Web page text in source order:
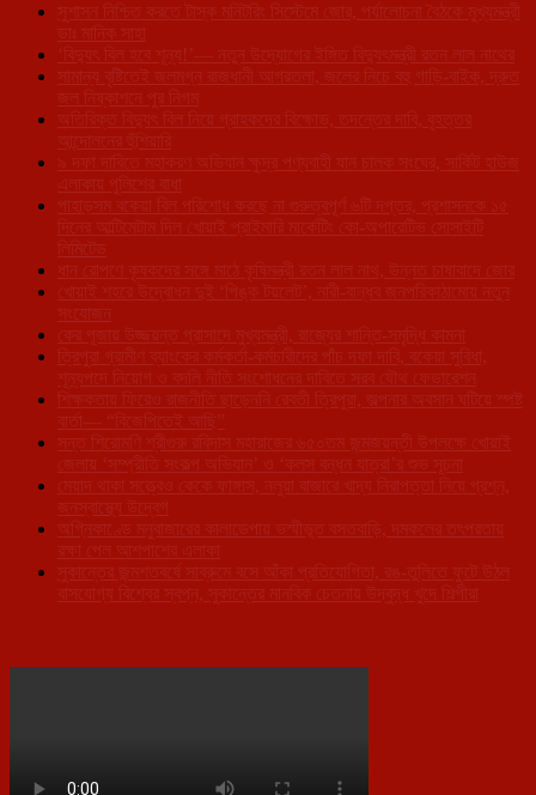
সুশাসন নিশ্চিত করতে টাস্ক মনিটরিং সিস্টেমে জোর, পর্যালোচনা বৈঠকে মুখ্যমন্ত্রী
ডাঃ মানিক সাহা
‘বিদ্যুৎ বিল হবে শূন্য!’— নতুন উদ্যোগের ইঙ্গিত বিদ্যুৎমন্ত্রী রতন লাল নাথের
সামান্য বৃষ্টিতেই জলমগ্ন রাজধানী আগরতলা, জলের নিচে বহু গাড়ি-বাইক, দ্রুত
জল নিষ্কাশনে পুর নিগম
অতিরিক্ত বিদ্যুৎ বিল নিয়ে গ্রাহকদের বিক্ষোভ, তদন্তের দাবি, বৃহত্তর
আন্দোলনের হুঁশিয়ারি
৯ দফা দাবিতে মহাকরণ অভিযান ক্ষুদ্র পণ্যবাহী যান চালক সংঘের, সার্কিট হাউজ
এলাকায় পুলিশের বাধা
পাহাড়সম বকেয়া বিল পরিশোধ করছে না গুরুত্বপূর্ণ ৬টি দপ্তর, প্রশাসনকে ১৫
দিনের আল্টিমেটাম দিল খোয়াই প্রাইমারি মার্কেটিং কো-অপারেটিভ সোসাইটি
লিমিটেড
ধান রোপণে কৃষকদের সঙ্গে মাঠে কৃষিমন্ত্রী রতন লাল নাথ, উন্নত চাষাবাদে জোর
খোয়াই শহরে উদ্বোধন দুই ‘পিঙ্ক টয়লেট’, নারী-বান্ধব জনপরিকাঠামোয় নতুন
সংযোজন
কের পূজায় উজ্জয়ন্ত প্রাসাদে মুখ্যমন্ত্রী, রাজ্যের শান্তি-সমৃদ্ধি কামনা
ত্রিপুরা গ্রামীণ ব্যাংকের কর্মকর্তা-কর্মচারীদের পাঁচ দফা দাবি, বকেয়া সুবিধা,
শূন্যপদে নিয়োগ ও বদলি নীতি সংশোধনের দাবিতে সরব যৌথ ফেডারেশন
শিক্ষকতায় ফিরেও রাজনীতি ছাড়েননি রেবতী ত্রিপুরা, জল্পনার অবসান ঘটিয়ে স্পষ্ট
বার্তা— “বিজেপিতেই আছি”
সন্ত শিরোমণি শ্রীগুরু রবিদাস মহারাজের ৬৫০তম জন্মজয়ন্তী উপলক্ষে খোয়াই
জেলায় ‘সম্প্রীতি সংকল্প অভিযান’ ও ‘কলস বন্ধন যাত্রা’র শুভ সূচনা
মেয়াদ থাকা সত্ত্বেও কেকে ফাঙ্গাস, নলুয়া বাজারে খাদ্য নিরাপত্তা নিয়ে প্রশ্ন,
জনস্বাস্থ্যে উদ্বেগ
অগ্নিকাণ্ডে মনুবাজারের কালাডেপায় ভস্মীভূত বসতবাড়ি, দমকলের তৎপরতায়
রক্ষা পেল আশপাশের এলাকা
সুকান্তের জন্মশতবর্ষে সাব্রুমে বসে আঁকা প্রতিযোগিতা, রঙ-তুলিতে ফুটে উঠল
বাসযোগ্য বিশ্বের স্বপ্ন, সুকান্তের মানবিক চেতনায় উদ্বুদ্ধ খুদে শিল্পীরা